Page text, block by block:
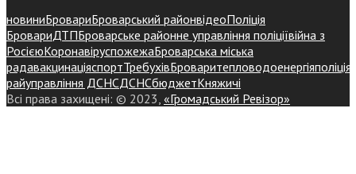
новиниБровариБроварський районвідеоПоліція
БровариДТПБроварське районне управління поліціївійна з
РосієюКоронавіруспожежаБроварська міська
радавакцинаціяспортТребухівБроваритепловодоенергіяполіція
райуправління ДСНСДСНСбюджетКняжичі
Всі права захищені: © 2023, «Громадський Ревізор»